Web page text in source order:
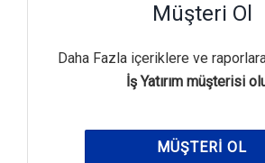
Müşteri Ol
Daha Fazla içeriklere ve
İş Yatırım müşterisi
MÜŞTERI OL